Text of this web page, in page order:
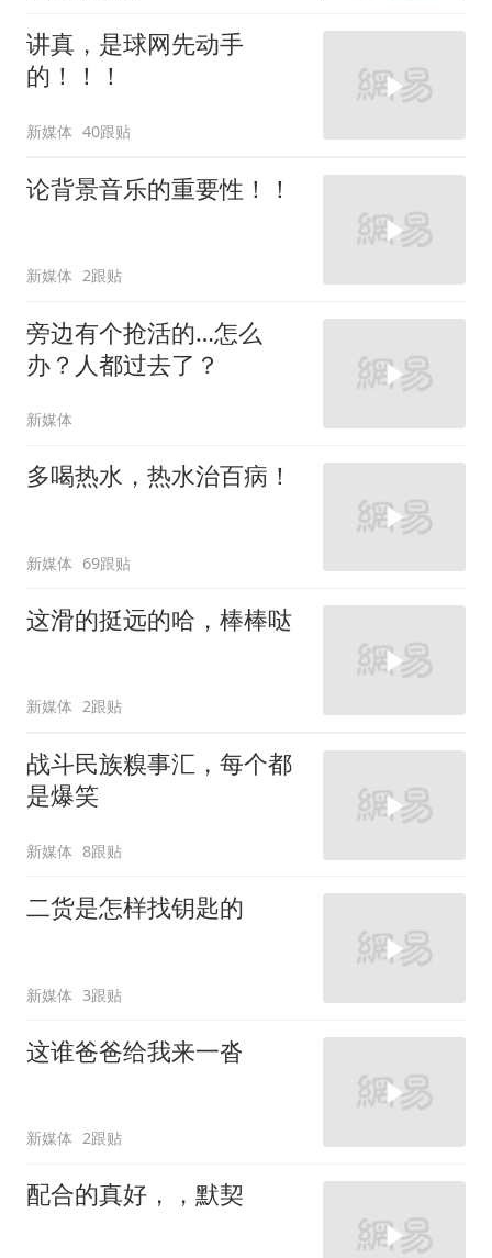
讲真，是球网先动手
的！！！
新媒体 40跟贴
论背景音乐的重要性！！
新媒体 2跟贴
旁边有个抢活的…怎么
办？人都过去了？
新媒体
多喝热水，热水治百病！
新媒体 69跟贴
这滑的挺远的哈，棒棒哒
新媒体 2跟贴
战斗民族糗事汇，每个都
是爆笑
新媒体 8跟贴
二货是怎样找钥匙的
新媒体 3跟贴
这谁爸爸给我来一沓
新媒体 2跟贴
配合的真好，，默契